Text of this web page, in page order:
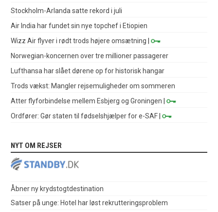
Stockholm-Arlanda satte rekord i juli
Air India har fundet sin nye topchef i Etiopien
Wizz Air flyver i rødt trods højere omsætning |
Norwegian-koncernen over tre millioner passagerer
Lufthansa har slået dørene op for historisk hangar
Trods vækst: Mangler rejsemuligheder om sommeren
Atter flyforbindelse mellem Esbjerg og Groningen |
Ordfører: Gør staten til fødselshjælper for e-SAF |
NYT OM REJSER
Åbner ny krydstogtdestination
Satser på unge: Hotel har løst rekrutteringsproblem